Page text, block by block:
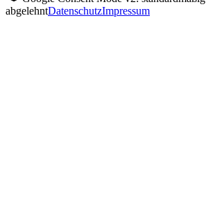
abgelehntDatenschutzImpressum